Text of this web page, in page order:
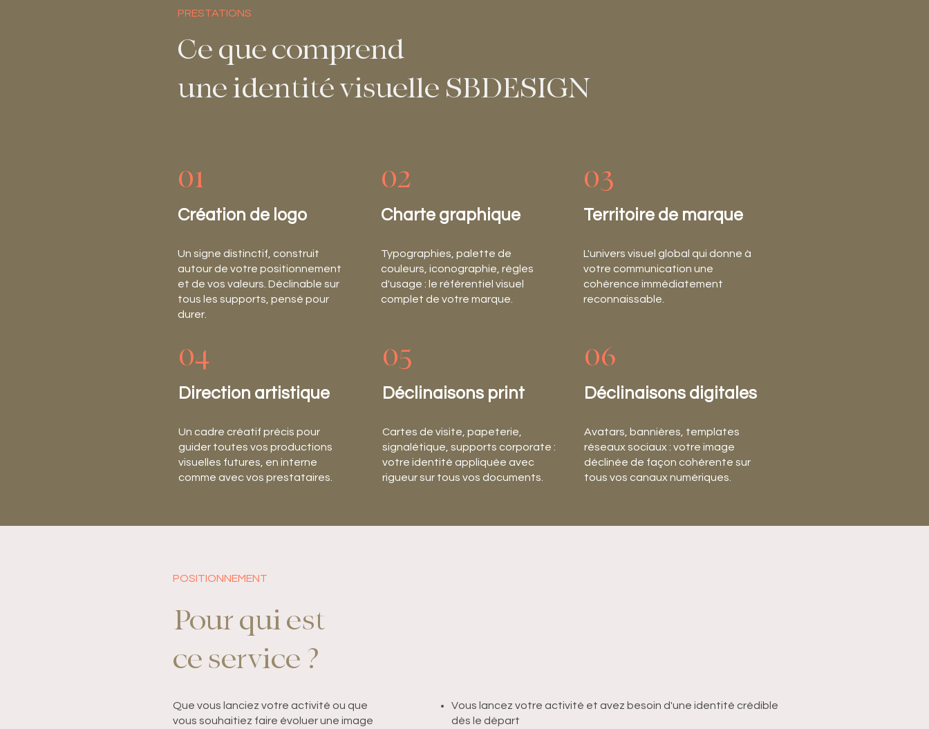
PRESTATIONS
Ce que comprend
une identité visuelle SBDESIGN
01
Création de logo
Un signe distinctif, construit
autour de votre positionnement
et de vos valeurs. Déclinable sur
tous les supports, pensé pour
durer.
04
Direction artistique
Un cadre créatif précis pour
guider toutes vos productions
visuelles futures, en interne
comme avec vos prestataires.
02
Charte graphique
Typographies, palette de
couleurs, iconographie, règles
d'usage : le référentiel visuel
complet de votre marque.
05
Déclinaisons print
Cartes de visite, papeterie,
signalétique, supports corporate :
votre identité appliquée avec
rigueur sur tous vos documents.
03
Territoire de marque
L'univers visuel global qui donne à
votre communication une
cohérence immédiatement
reconnaissable.
06
Déclinaisons digitales
Avatars, bannières, templates
réseaux sociaux : votre image
déclinée de façon cohérente sur
tous vos canaux numériques.
POSITIONNEMENT
Pour qui est
ce service ?
Que vous lanciez votre activité ou que
vous souhaitiez faire évoluer une image
Vous lancez votre activité et avez besoin d'une identité crédible
dès le départ